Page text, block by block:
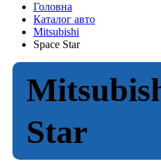
Головна
Каталог авто
Mitsubishi
Space Star
Star